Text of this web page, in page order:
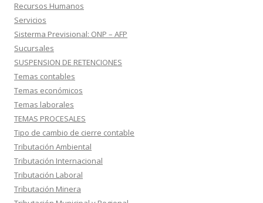
Recursos Humanos
Servicios
Sisterma Previsional: ONP – AFP
Sucursales
SUSPENSION DE RETENCIONES
Temas contables
Temas económicos
Temas laborales
TEMAS PROCESALES
Tipo de cambio de cierre contable
Tributación Ambiental
Tributación Internacional
Tributación Laboral
Tributación Minera